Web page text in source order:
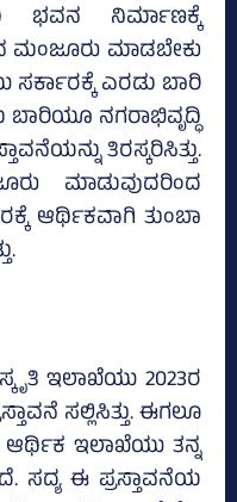
ಭವನ ನಿರ್ಮಾಣಕ್ಕೆ
ಮಾಡಬೇಕು
ಸರ್ಕಾರಕ್ಕೆ ಎರಡು ಬಾರಿ
ಬಾರಿಯೂ ನಗರಾಭಿವೃದ್ಧಿ
ತಿರಸ್ಕರಿಸಿತ್ತು.
ಮಾಡುವುದರಿಂದ
ಆರ್ಥಿಕವಾಗಿ ತುಂಬಾ
ಇಲಾಖೆಯು 2023ರ
ಸಲ್ಲಿಸಿತ್ತು. ಈಗಲೂ
ಆರ್ಥಿಕ ಇಲಾಖೆಯು ತನ್ನ
ಸದ್ಯ ಈ ಪ್ರಸ್ತಾವನೆಯ